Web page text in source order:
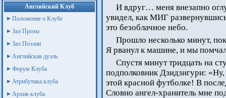
Английский Клуб
Положение о Клубе
Зал Прозы
Зал Поэзии
Английская дуэль
Форум Клуба
Атрибутика клуба
Архив клуба
И вдруг… меня внезапно
увидел, как МИГ
это безоблачное небо.
Прошло несколько минут,
Я рванул к машине, и мы
Спустя минут тридцать на
подполковник Дзидзигури:
этой красной футболке! В
Словно ангел-хранитель мне